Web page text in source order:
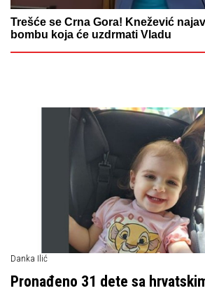
Trešće se Crna Gora! Knežević
bombu koja će uzdrmati Vladu
Danka Ilić
Pronađeno 31 dete sa